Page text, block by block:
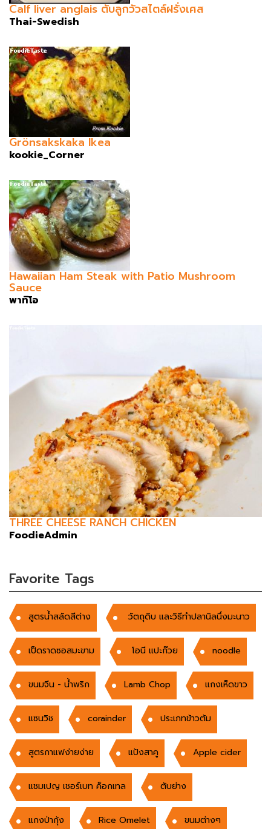
Calf liver anglais ตับลูกวัวสไตล์ฝรั่งเศส
Thai-Swedish
Grönsakskaka Ikea
kookie_Corner
Hawaiian Ham Steak with Patio Mushroom
Sauce
พาทิโอ
THREE CHEESE RANCH CHICKEN
FoodieAdmin
Favorite Tags
สูตรน้ำสลัดสีต่าง วัตถุดิบ และวิธีทำปลานิลนึ่งมะนาว
เป็ดราดซอสมะขาม โอนี แปะก๊วย noodle
ขนมจีน - น้ำพริก Lamb Chop แกงเห็ดขาว
แซนวิช corainder ประเภทข้าวต้ม
สูตรกาแฟง่ายง่าย แป้งสาคู Apple cider
แชมเปญ เชอร์เบท ค็อกเทล ตับย่าง
แกงป่ากุ้ง Rice Omelet ขนมต่างๆ